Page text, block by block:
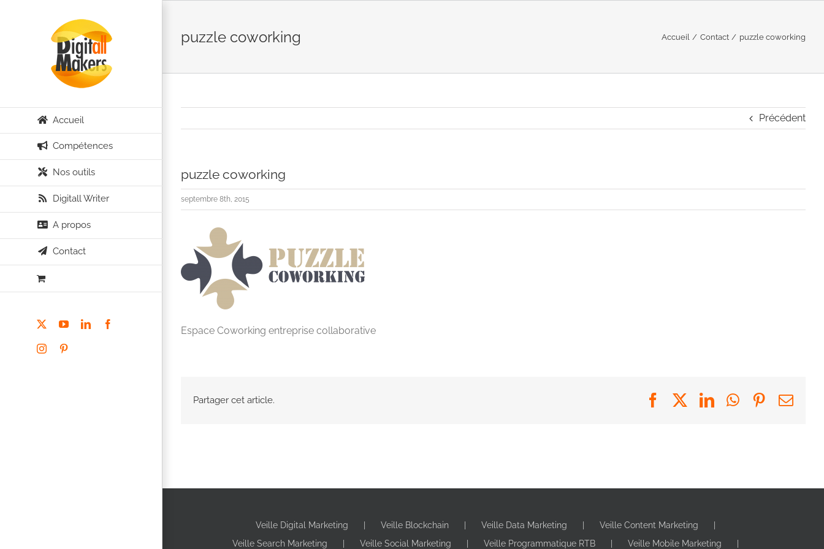
Accueil
Compétences
Nos outils
Digitall Writer
A propos
Contact
YouTubeLinkedIn
Instagram
puzzle coworking Accueil Contact puzzle coworking
Précédent
puzzle coworking
septembre 8th, 2015
Espace Coworking entreprise collaborative
Partager cet article. FacebookLinkedInWhatsApp
Pinterest
Veille Digital Marketing Veille Blockchain Veille Data Marketing
Veille Content Marketing
Veille Search Marketing
Veille Social Marketing Veille Programmatique RTB Veille Mobile Marketing